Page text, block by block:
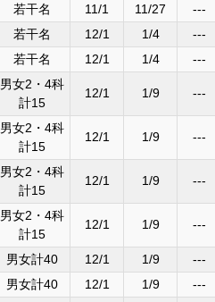
若干名 11/1 11/27 ---
若干名 12/1 1/4 ---
若干名 12/1 1/4 ---
男女2・4科
計15
12/1 1/9 ---
男女2・4科
計15
12/1 1/9 ---
男女2・4科
計15
12/1 1/9 ---
男女2・4科
計15
12/1 1/9 ---
男女計40 12/1 1/9 ---
男女計40 12/1 1/9 ---